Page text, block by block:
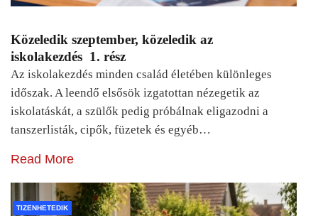
Közeledik szeptember, közeledik az
iskolakezdés 1. rész
Az iskolakezdés minden család életében különleges
időszak. A leendő elsősök izgatottan nézegetik az
iskolatáskát, a szülők pedig próbálnak eligazodni a
tanszerlisták, cipők, füzetek és egyéb…
Read More
TIZENHETEDIK